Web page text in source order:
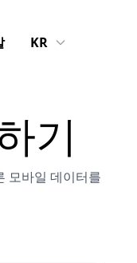
KR
기
모바일 데이터를